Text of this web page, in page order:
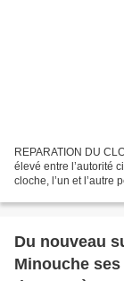
REPARATION DU
élevé entre l’autorité
cloche, l’un et l’autre
Du nouveau
Minouche